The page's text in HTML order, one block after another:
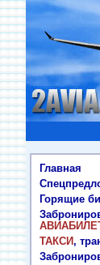
Главная
Горящие
ТАКСИ,